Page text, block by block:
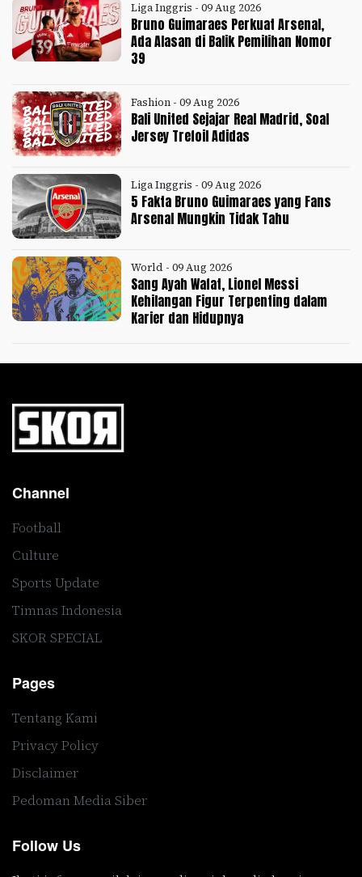
Liga Inggris - 09 Aug 2026
Bruno Guimaraes Perkuat Arsenal,
Ada Alasan di Balik Pemilihan Nomor
39
Fashion - 09 Aug 2026
Bali United Sejajar Real Madrid, Soal
Jersey Trefoil Adidas
Liga Inggris - 09 Aug 2026
5 Fakta Bruno Guimaraes yang Fans
Arsenal Mungkin Tidak Tahu
World - 09 Aug 2026
Sang Ayah Wafat, Lionel Messi
Kehilangan Figur Terpenting dalam
Karier dan Hidupnya
Channel
Football
Culture
Sports Update
Timnas Indonesia
SKOR SPECIAL
Pages
Tentang Kami
Privacy Policy
Disclaimer
Pedoman Media Siber
Follow Us